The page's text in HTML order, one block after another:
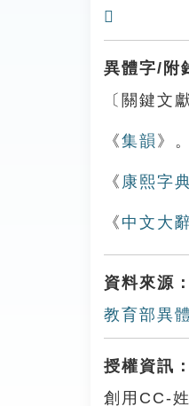
𠿎
異體字/附
〔關鍵文
《集韻 》。
《 康熙字
《 中文大
資料來源：
教育部異
授權資訊：
創用CC-